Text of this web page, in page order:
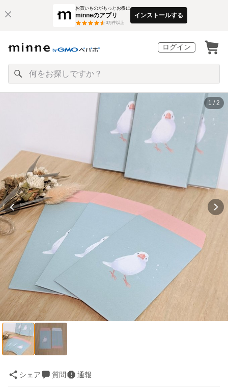
お買いものがもっとお得に
minneのアプリ
3万件以上
インストールする
ログイン
1 / 2
シェア 質問 通報